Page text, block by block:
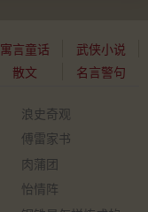
寓言童话
武侠小说
散文 名言警句
浪史奇观
傅雷家书
肉蒲团
怡情阵